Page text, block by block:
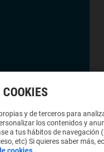
y de terceros para
los contenidos y
a tus hábitos de navegación
etc) Si quieres saber más,